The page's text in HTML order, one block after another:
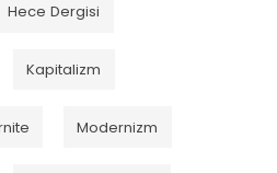
Hece Dergisi
Kapitalizm
Modernizm